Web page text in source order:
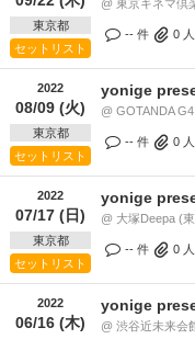
東京都
セットリスト
@ 東京キネマ倶
-- 件 0 人
2022
08/09 (火)
東京都
セットリスト
yonige
@ GOTANDA
-- 件 0 人
2022
07/17 (日)
東京都
セットリスト
yonige
@ 大塚Deepa (
-- 件 0 人
2022
06/16 (木)
yonige
@ 渋谷近未来会